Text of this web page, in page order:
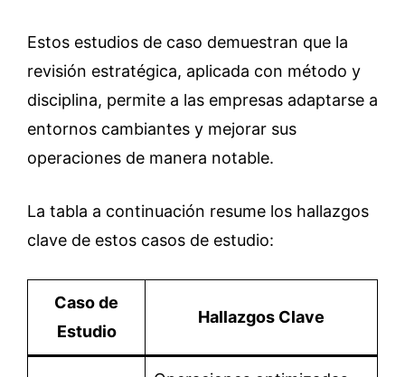
Estos estudios de caso demuestran que la
revisión estratégica, aplicada con método y
disciplina, permite a las empresas adaptarse a
entornos cambiantes y mejorar sus
operaciones de manera notable.
La tabla a continuación resume los hallazgos
clave de estos casos de estudio:
Caso de
Estudio
Hallazgos Clave